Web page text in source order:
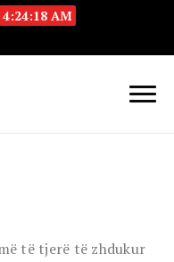
4:24:19 AM
të tjerë të zhdukur